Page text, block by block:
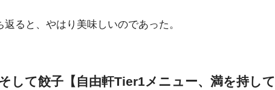
ると、やはり美味しいのであった。
て餃子【自由軒Tier1メニュー、満を持して